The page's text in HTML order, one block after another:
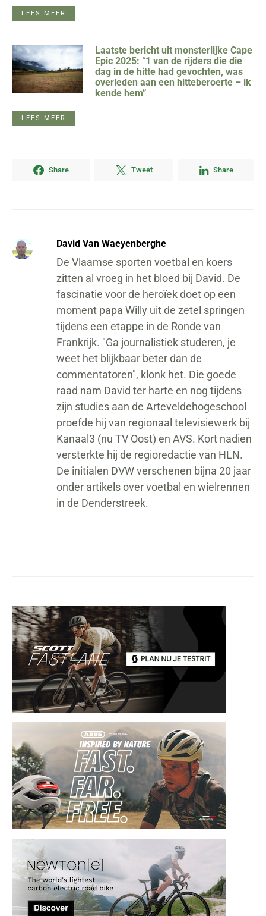
LEES MEER
Laatste bericht uit monsterlijke Cape
Epic 2025: “1 van de rijders die die
dag in de hitte had gevochten, was
overleden aan een hitteberoerte – ik
kende hem”
LEES MEER
Share Tweet Share
David Van Waeyenberghe
De Vlaamse sporten voetbal en koers
zitten al vroeg in het bloed bij David. De
fascinatie voor de heroïek doet op een
moment papa Willy uit de zetel springen
tijdens een etappe in de Ronde van
Frankrijk. "Ga journalistiek studeren, je
weet het blijkbaar beter dan de
commentatoren", klonk het. Die goede
raad nam David ter harte en nog tijdens
zijn studies aan de Arteveldehogeschool
proefde hij van regionaal televisiewerk bij
Kanaal3 (nu TV Oost) en AVS. Kort nadien
versterkte hij de regioredactie van HLN.
De initialen DVW verschenen bijna 20 jaar
onder artikels over voetbal en wielrennen
in de Denderstreek.